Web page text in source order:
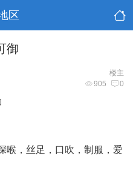
区
御
楼主
905 0
喉，丝足，口吹，制服，爱